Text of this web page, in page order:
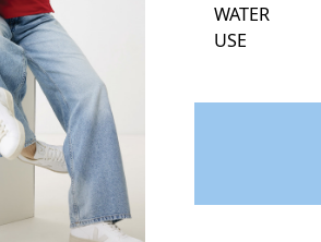
WATER
USE